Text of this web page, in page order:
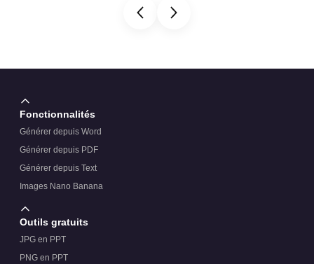
Fonctionnalités
Générer depuis Word
Générer depuis PDF
Générer depuis Text
Images Nano Banana
Outils gratuits
JPG en PPT
PNG en PPT